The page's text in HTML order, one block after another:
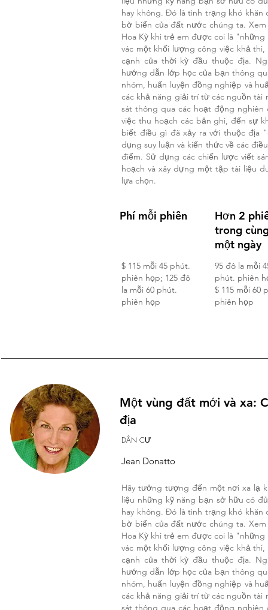
hay không. Đó là tình trạng khó
bờ biển của đất nước chúng ta.
Hoa Kỳ khi trẻ em được coi là
vác một khối lượng công việc khả
cạnh của thời kỳ đầu thuộc địa.
hướng dẫn lớp học của bạn thông
nhóm, huấn luyện đồng nghiệp và
các khả năng giải trí từ các nguồn tài
sát thông qua các hoạt động
việc thu hoạch các bản ghi, đến sự
biết điều gì đã xảy ra với thuộc địa
dụng suy luận và kiến thức về các
điểm. Sử dụng các chiến lược viết
hoạch và xây dựng một tập tài liệu
lựa chọn.
Phí mỗi phiên
$ 115 mỗi 45 phút.
phiên họp; 125 đô
la mỗi 60 phút.
phiên họp
Hơn 2
trong
một ngày
95 đô la mỗi
phút. phiên
$ 115 mỗi 60
phiên họp
Một vùng đất mới và xa:
địa
DÂN CƯ
Jean Donatto
Hãy tưởng tượng đến một nơi xa lạ
liệu những kỹ năng bạn sở hữu có
hay không. Đó là tình trạng khó
bờ biển của đất nước chúng ta.
Hoa Kỳ khi trẻ em được coi là
vác một khối lượng công việc khả
cạnh của thời kỳ đầu thuộc địa.
hướng dẫn lớp học của bạn thông
nhóm, huấn luyện đồng nghiệp và
các khả năng giải trí từ các nguồn tài
sát thông qua các hoạt động